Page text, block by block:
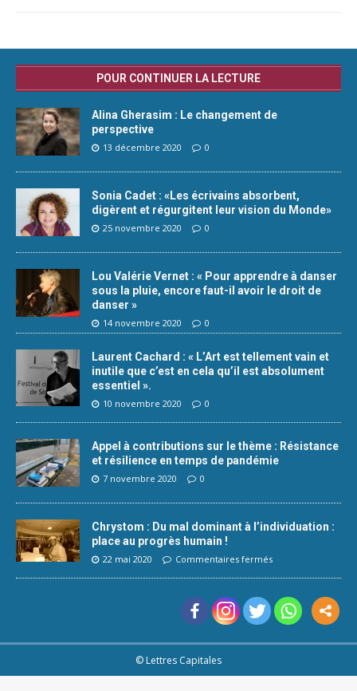
POUR CONTINUER LA LECTURE
Alina Gherasim : Le changement de
perspective
13 décembre 2020 0
Sonia Cadet : «Les écrivains absorbent,
digèrent et régurgitent leur vision du Monde»
25 novembre 2020 0
Lou Valérie Vernet : « Pour apprendre à danser
sous la pluie, encore faut-il avoir le droit de
danser »
14 novembre 2020 0
Laurent Cachard : « L’Art est tellement vain et
inutile que c’est en cela qu’il est absolument
essentiel ».
10 novembre 2020 0
Appel à contributions sur le thème : Résistance
et résilience en temps de pandémie
7 novembre 2020 0
Chrystom : Du mal dominant à l’individuation :
place au progrès humain !
22 mai 2020 Commentaires fermés
© Lettres Capitales